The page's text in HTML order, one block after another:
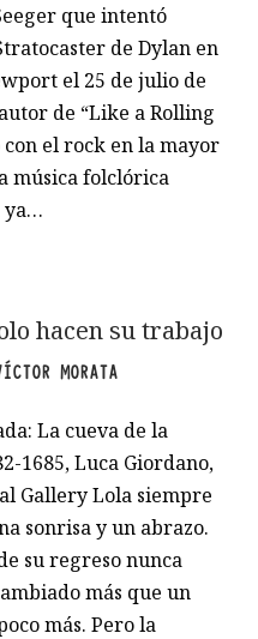
que intentó
de Dylan en
el 25 de julio de
de “Like a Rolling
el rock en la mayor
música folclórica
ya…
hacen su trabajo
MORATA
La cueva de la
1685, Luca Giordano,
Gallery Lola siempre
sonrisa y un abrazo.
su regreso nunca
más que un
más. Pero la